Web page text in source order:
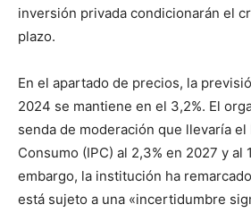
inversión privada condicionarán el
plazo.
En el apartado de precios, la
2024 se mantiene en el 3,2%. El
senda de moderación que llevaría
Consumo (IPC) al 2,3% en 2027 y al
embargo, la institución ha
está sujeto a una «incertidumbre